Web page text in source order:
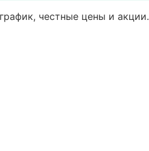
честные цены и акции.